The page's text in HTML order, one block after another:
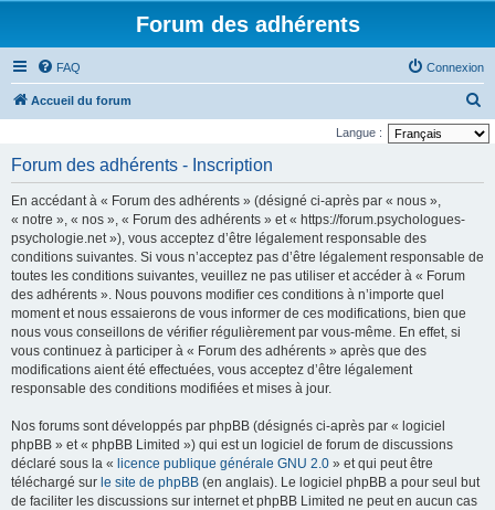
Forum des adhérents
FAQ Connexion
Accueil du forum
e
Langue :
Forum des adhérents - Inscription
En accédant à « Forum des adhérents » (désigné ci-après par « nous »,
« notre », « nos », « Forum des adhérents » et « https://forum.psychologues-
psychologie.net »), vous acceptez d’être légalement responsable des
conditions suivantes. Si vous n’acceptez pas d’être légalement responsable de
toutes les conditions suivantes, veuillez ne pas utiliser et accéder à « Forum
des adhérents ». Nous pouvons modifier ces conditions à n’importe quel
moment et nous essaierons de vous informer de ces modifications, bien que
nous vous conseillons de vérifier régulièrement par vous-même. En effet, si
vous continuez à participer à « Forum des adhérents » après que des
modifications aient été effectuées, vous acceptez d’être légalement
responsable des conditions modifiées et mises à jour.
Nos forums sont développés par phpBB (désignés ci-après par « logiciel
phpBB » et « phpBB Limited ») qui est un logiciel de forum de discussions
déclaré sous la « licence publique générale GNU 2.0 » et qui peut être
téléchargé sur le site de phpBB (en anglais). Le logiciel phpBB a pour seul but
de faciliter les discussions sur internet et phpBB Limited ne peut en aucun cas